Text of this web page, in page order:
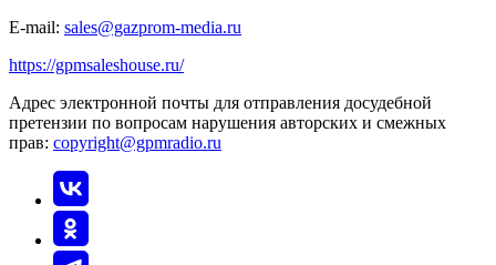
E-mail: sales@gazprom-media.ru
https://gpmsaleshouse.ru/
Адрес электронной почты для отправления досудебной
претензии по вопросам нарушения авторских и смежных
прав: copyright@gpmradio.ru